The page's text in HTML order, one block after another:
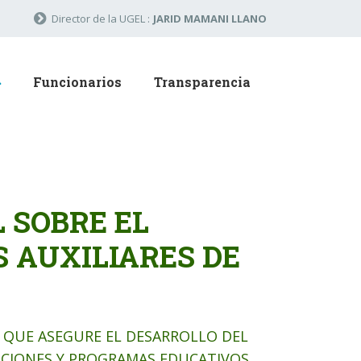
Director de la UGEL : JARID MAMANI LLANO
Funcionarios Transparencia
EL
AUXILIARES DE
ASEGURE EL DESARROLLO DEL